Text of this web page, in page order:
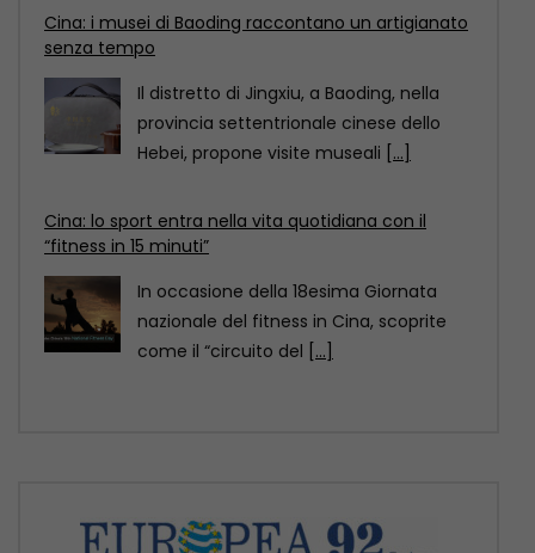
Cina: lo sport entra nella vita quotidiana con il
“fitness in 15 minuti”
In occasione della 18esima Giornata
nazionale del fitness in Cina, scoprite
come il “circuito del[...]
Cina: il Festival delle torce illumina le risaie
terrazzate del Sichuan
Al calare della notte, le risaie terrazzate
della contea di Yuexi, nella provincia
sud-occidentale cinese